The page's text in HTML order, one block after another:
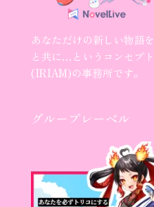
あなただけの新しい物語
と共に…というコンセプ
(IRIAM)の事務所です。
グループレーベル